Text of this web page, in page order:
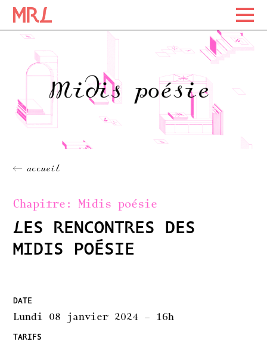
Maison Rousseau Littérature
Maison Rousseau Littérature
← accueil
Chapitre:Midis poésie
LES RENCONTRES DES
MIDIS POÉSIE
DATE
Lundi 08 janvier 2024 – 16h
TARIFS